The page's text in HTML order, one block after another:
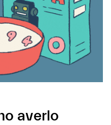
averlo